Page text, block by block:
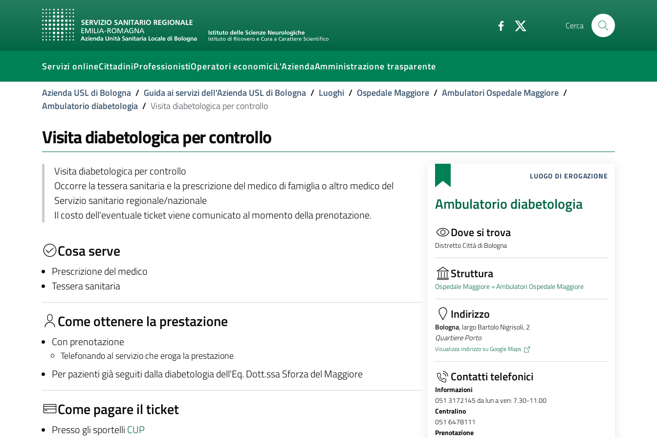
Cerca
Servizi onlineCittadiniProfessionistiOperatori economiciL'AziendaAmministrazione trasparente
Azienda USL di Bologna / Guida ai servizi dell'Azienda USL di Bologna / Luoghi / Ospedale Maggiore / Ambulatori Ospedale Maggiore /
Ambulatorio diabetologia / Visita diabetologica per controllo
Visita diabetologica per controllo
Visita diabetologica per controllo
Occorre la tessera sanitaria e la prescrizione del medico di famiglia o altro medico del
Servizio sanitario regionale/nazionale
Il costo dell'eventuale ticket viene comunicato al momento della prenotazione.
Cosa serve
Prescrizione del medico
Tessera sanitaria
Come ottenere la prestazione
Con prenotazione
Telefonando al servizio che eroga la prestazione
Per pazienti già seguiti dalla diabetologia dell'Eq. Dott.ssa Sforza del Maggiore
Come pagare il ticket
Presso gli sportelli CUP
LUOGO DI EROGAZIONE
Ambulatorio diabetologia
Dove si trova
Distretto Città di Bologna
Struttura
Ospedale Maggiore »Ambulatori Ospedale Maggiore
Indirizzo
Bologna, largo Bartolo Nigrisoli, 2
Quartiere Porto
Visualizza indirizzo su Google Maps
Contatti telefonici
Informazioni
051 3172145 da lun a ven: 7.30-11.00
Centralino
051 6478111
Prenotazione